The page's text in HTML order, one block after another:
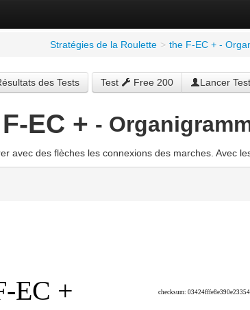
Stratégies de la Roulette > the F-EC + -
des Tests Test Free 200 Lancer Test
EC + -
avec des flèches les connexions des marches. Avec